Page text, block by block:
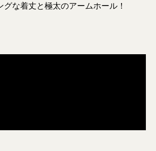
グな着丈と極太のアームホール！